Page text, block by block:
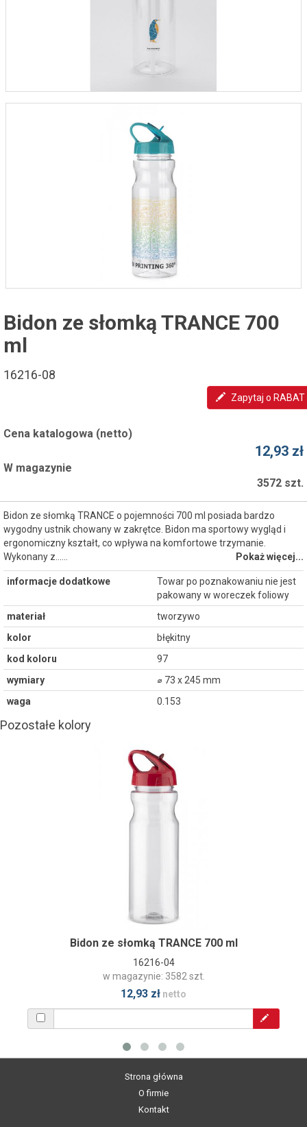
Bidon ze słomką TRANCE 700
ml
16216-08
Zapytaj o RABAT
Cena katalogowa (netto)
12,93 zł
W magazynie
3572 szt.
Bidon ze słomką TRANCE o pojemności 700 ml posiada bardzo
wygodny ustnik chowany w zakrętce. Bidon ma sportowy wygląd i
ergonomiczny kształt, co wpływa na komfortowe trzymanie.
Wykonany z...…
Pokaż więcej...
informacje dodatkowe
Towar po poznakowaniu nie jest
pakowany w woreczek foliowy
materiał
tworzywo
kolor
błękitny
kod koloru
97
wymiary
⌀ 73 x 245 mm
waga
0.153
Pozostałe kolory
Bidon ze słomką TRANCE 700 ml
16216-04
w magazynie: 3582 szt.
12,93 zł netto
Strona główna
O firmie
Kontakt